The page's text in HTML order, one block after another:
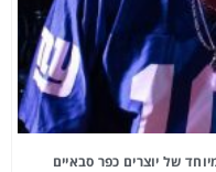
של יוצרים כפר סבאיים